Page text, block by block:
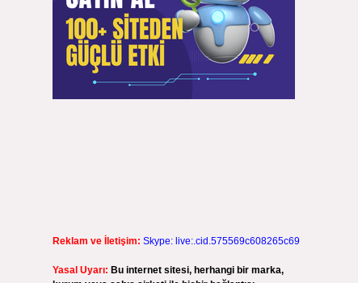
Reklam ve İletişim: Skype: live:.cid.575569c608265c69
Yasal Uyarı: Bu internet sitesi, herhangi bir marka,